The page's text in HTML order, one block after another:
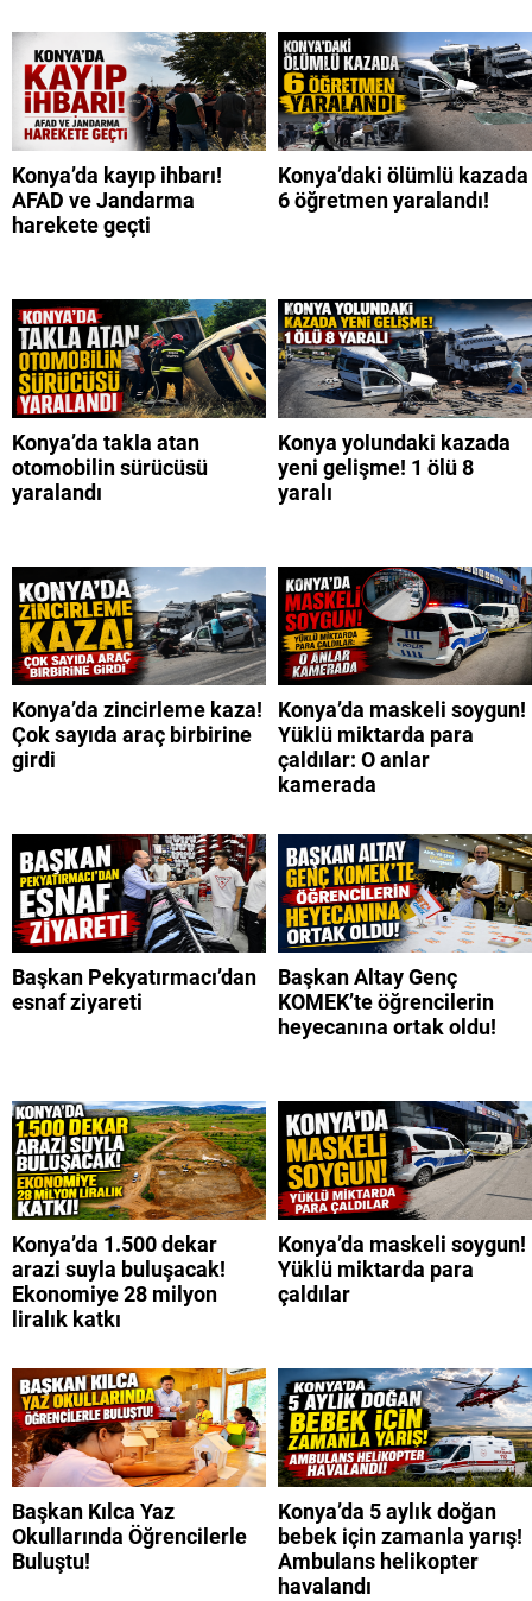
Konya’da kayıp ihbarı!
AFAD ve Jandarma
harekete geçti
Konya’daki ölümlü kazada
6 öğretmen yaralandı!
Konya’da takla atan
otomobilin sürücüsü
yaralandı
Konya yolundaki kazada
yeni gelişme! 1 ölü 8
yaralı
Konya’da zincirleme kaza!
Çok sayıda araç birbirine
girdi
Konya’da maskeli soygun!
Yüklü miktarda para
çaldılar: O anlar
kamerada
Başkan Pekyatırmacı’dan
esnaf ziyareti
Başkan Altay Genç
KOMEK’te öğrencilerin
heyecanına ortak oldu!
Konya’da 1.500 dekar
arazi suyla buluşacak!
Ekonomiye 28 milyon
liralık katkı
Konya’da maskeli soygun!
Yüklü miktarda para
çaldılar
Başkan Kılca Yaz
Okullarında Öğrencilerle
Buluştu!
Konya’da 5 aylık doğan
bebek için zamanla yarış!
Ambulans helikopter
havalandı